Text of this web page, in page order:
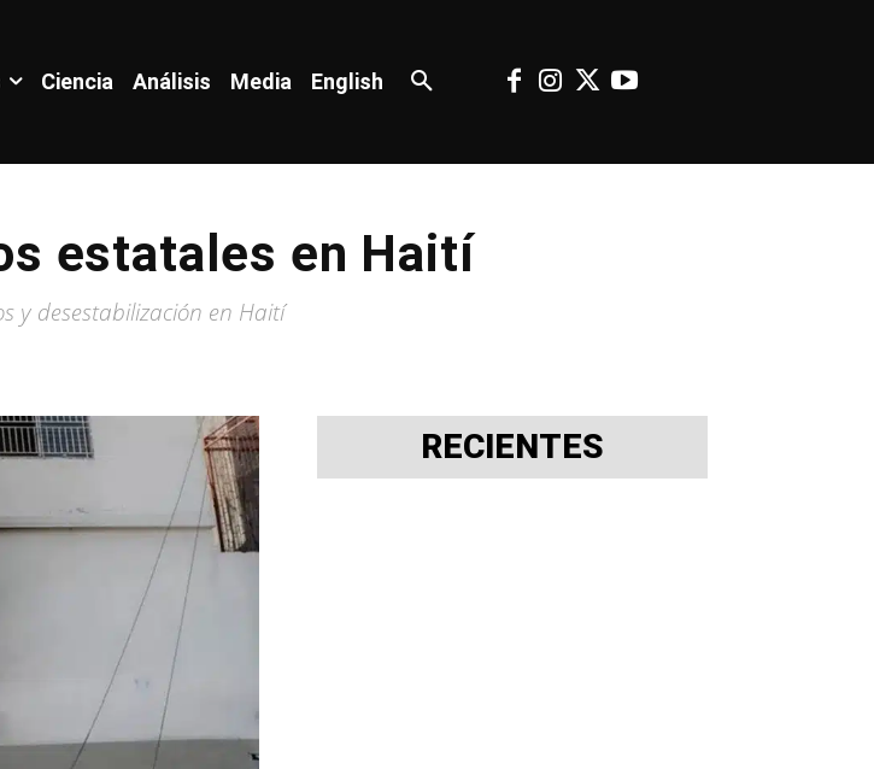
Ciencia Análisis Media English
estatales en Haití
y desestabilización en Haití
RECIENTES